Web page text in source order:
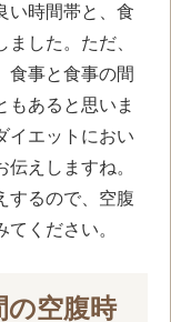
い時間帯と、食
した。ただ、
食事と食事の間
もあると思いま
イエットにおい
えしますね。
するので、空腹
ください。
の空腹時